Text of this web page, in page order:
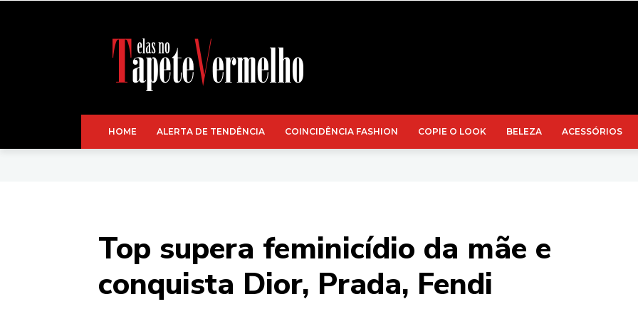
HOME ALERTA DE TENDÊNCIA COINCIDÊNCIA FASHION COPIE O LOOK BELEZA ACESSÓRIOS
Top supera feminicídio da mãe e
conquista Dior, Prada, Fendi